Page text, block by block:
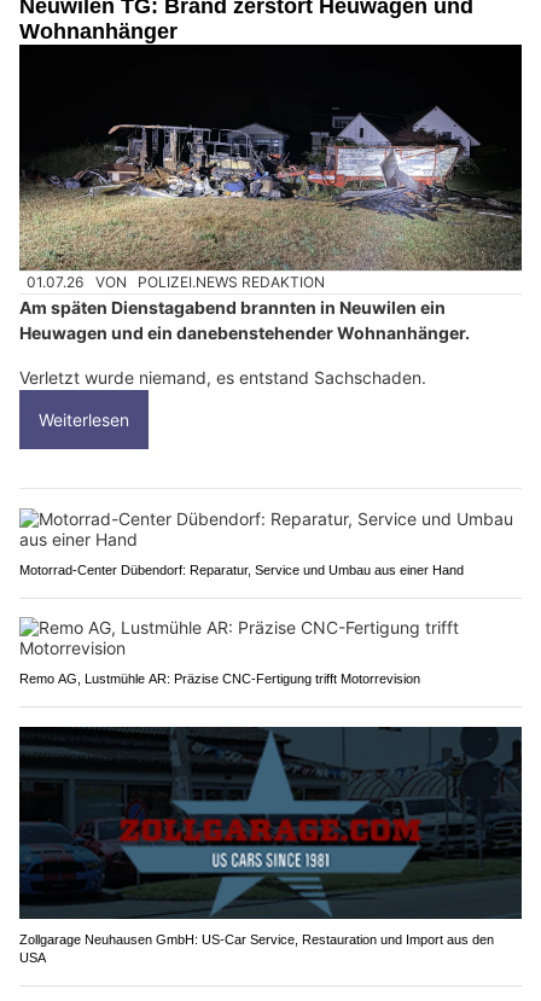
Neuwilen TG: Brand zerstört Heuwagen und
Wohnanhänger
01.07.26 VON POLIZEI.NEWS REDAKTION
Am späten Dienstagabend brannten in Neuwilen ein
Heuwagen und ein danebenstehender Wohnanhänger.
Verletzt wurde niemand, es entstand Sachschaden.
Weiterlesen
Motorrad-Center Dübendorf: Reparatur, Service und Umbau aus einer Hand
Remo AG, Lustmühle AR: Präzise CNC-Fertigung trifft Motorrevision
Zollgarage Neuhausen GmbH: US-Car Service, Restauration und Import aus den
USA